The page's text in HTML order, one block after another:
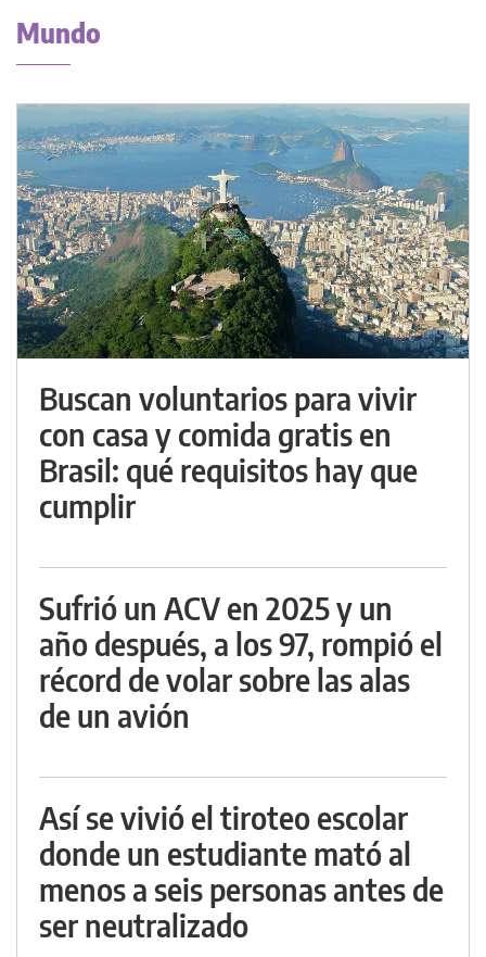
Mundo
Buscan voluntarios para vivir
con casa y comida gratis en
Brasil: qué requisitos hay que
cumplir
Sufrió un ACV en 2025 y un
año después, a los 97, rompió el
récord de volar sobre las alas
de un avión
Así se vivió el tiroteo escolar
donde un estudiante mató al
menos a seis personas antes de
ser neutralizado